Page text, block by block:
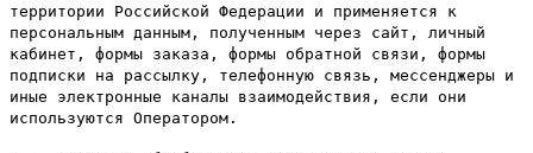
территории Российской Федерации и применяется к
персональным данным, полученным через сайт, личный
кабинет, формы заказа, формы обратной связи, формы
подписки на рассылку, телефонную связь, мессенджеры и
иные электронные каналы взаимодействия, если они
используются Оператором.